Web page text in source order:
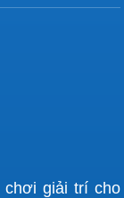
chơi giải trí cho